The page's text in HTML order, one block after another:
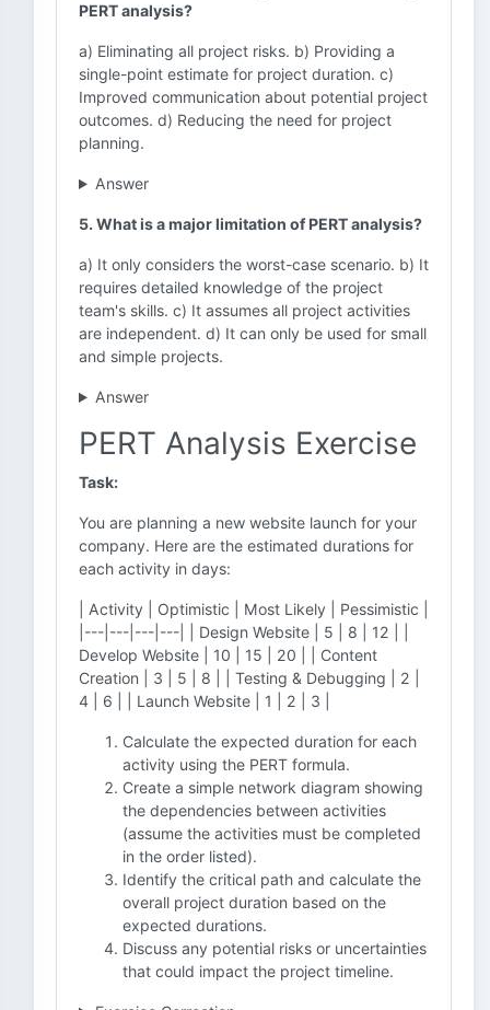
PERT analysis?
a) Eliminating all project risks. b) Providing a
single-point estimate for project duration. c)
Improved communication about potential project
outcomes. d) Reducing the need for project
planning.
Answer
5. What is a major limitation of PERT analysis?
a) It only considers the worst-case scenario. b) It
requires detailed knowledge of the project
team's skills. c) It assumes all project activities
are independent. d) It can only be used for small
and simple projects.
Answer
PERT Analysis Exercise
Task:
You are planning a new website launch for your
company. Here are the estimated durations for
each activity in days:
| Activity | Optimistic | Most Likely | Pessimistic |
|---|---|---|---| | Design Website | 5 | 8 | 12 | |
Develop Website | 10 | 15 | 20 | | Content
Creation | 3 | 5 | 8 | | Testing & Debugging | 2 |
4 | 6 | | Launch Website | 1 | 2 | 3 |
Calculate the expected duration for each
activity using the PERT formula.
Create a simple network diagram showing
the dependencies between activities
(assume the activities must be completed
in the order listed).
Identify the critical path and calculate the
overall project duration based on the
expected durations.
Discuss any potential risks or uncertainties
that could impact the project timeline.